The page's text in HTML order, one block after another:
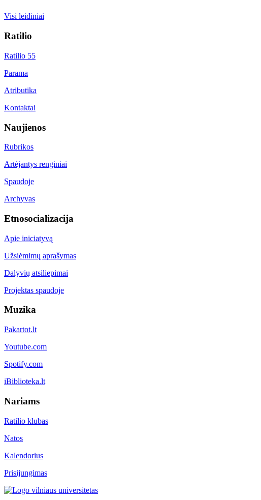
Visi leidiniai
Ratilio
Ratilio 55
Parama
Atributika
Kontaktai
Naujienos
Rubrikos
Artėjantys renginiai
Spaudoje
Archyvas
Etnosocializacija
Apie iniciatyvą
Užsiėmimų aprašymas
Dalyvių atsiliepimai
Projektas spaudoje
Muzika
Pakartot.lt
Youtube.com
Spotify.com
iBiblioteka.lt
Nariams
Ratilio klubas
Natos
Kalendorius
Prisijungimas